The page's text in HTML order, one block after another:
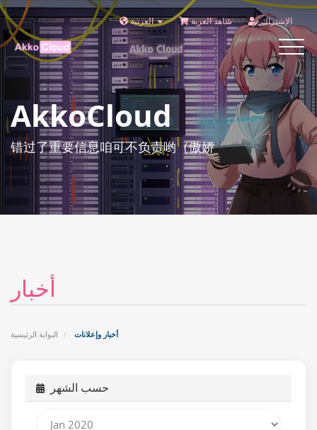
العربية شاهد العربة الإشتراك
Toggle
AkkoCloud
错过了重要信息咱可不负责哟（傲娇
أخبار
البوابة الرئيسية أخبار وإعلانات
حسب الشهر